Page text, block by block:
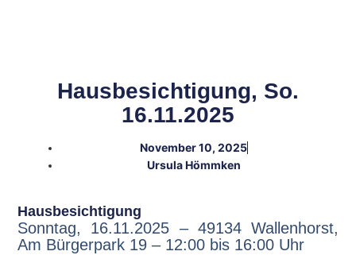
Hausbesichtigung, So.
16.11.2025
November 10, 2025
Ursula Hömmken
Hausbesichtigung
Sonntag, 16.11.2025 – 49134 Wallenhorst,
Am Bürgerpark 19 – 12:00 bis 16:00 Uhr